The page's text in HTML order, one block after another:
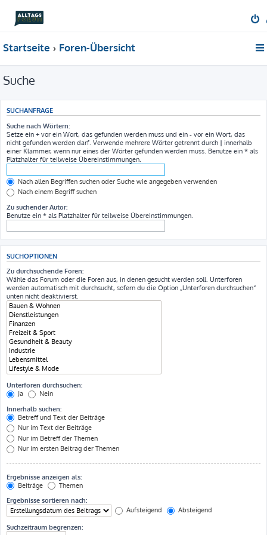
Startseite Foren-Übersicht
Suche
SUCHANFRAGE
Suche nach Wörtern:
Setze ein + vor ein Wort, das gefunden werden muss und ein - vor ein Wort, das
nicht gefunden werden darf. Verwende mehrere Wörter getrennt durch | innerhalb
einer Klammer, wenn nur eines der Wörter gefunden werden muss. Benutze ein * als
Platzhalter für teilweise Übereinstimmungen.
Nach allen Begriffen suchen oder Suche wie angegeben verwenden
Nach einem Begriff suchen
Zu suchender Autor:
Benutze ein * als Platzhalter für teilweise Übereinstimmungen.
SUCHOPTIONEN
Zu durchsuchende Foren:
Wähle das Forum oder die Foren aus, in denen gesucht werden soll. Unterforen
werden automatisch mit durchsucht, sofern du die Option „Unterforen durchsuchen“
unten nicht deaktivierst.
Unterforen durchsuchen:
Ja
Nein
Innerhalb suchen:
Betreff und Text der Beiträge
Nur im Text der Beiträge
Nur im Betreff der Themen
Nur im ersten Beitrag der Themen
Ergebnisse anzeigen als:
Beiträge
Themen
Ergebnisse sortieren nach:
Aufsteigend
Absteigend
Suchzeitraum begrenzen: